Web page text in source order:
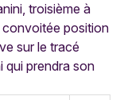
troisième à
convoitée position
sur le tracé
qui prendra son